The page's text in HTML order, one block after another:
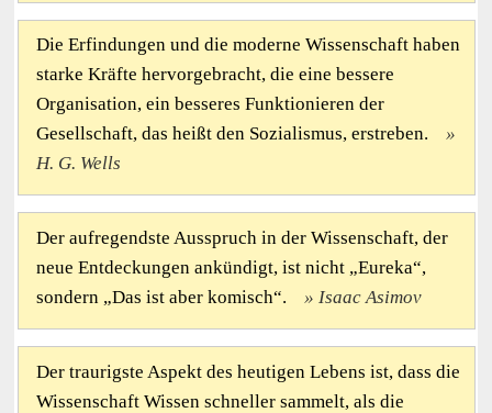
Die Erfindungen und die moderne Wissenschaft haben
starke Kräfte hervorgebracht, die eine bessere
Organisation, ein besseres Funktionieren der
Gesellschaft, das heißt den Sozialismus, erstreben.
H. G. Wells
Der aufregendste Ausspruch in der Wissenschaft, der
neue Entdeckungen ankündigt, ist nicht „Eureka“,
sondern „Das ist aber komisch“.
Isaac Asimov
Der traurigste Aspekt des heutigen Lebens ist, dass die
Wissenschaft Wissen schneller sammelt, als die